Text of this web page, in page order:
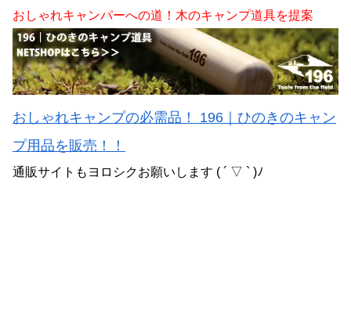
おしゃれキャンパーへの道！木のキャンプ道具を提案
おしゃれキャンプの必需品！ 196｜ひのきのキャン
プ用品を販売！！
通販サイトもヨロシクお願いします ( ´ ▽ ` )ﾉ